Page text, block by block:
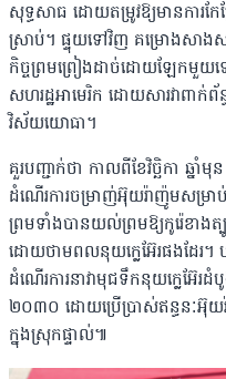
សុទ្ធសាធ ដោយតម្រូវឱ្យមានការកែ
ស្រាប់។ ផ្ទុយទៅវិញ គម្រោងសាងស
កិច្ចព្រមព្រៀងដាច់ដោយឡែកមួយ
សហរដ្ឋអាមេរិក ដោយសារវាពាក់ព័ន្
វិស័យយោធា។
គួរបញ្ជាក់ថា កាលពីខែវិច្ឆិកា ឆ្ន
ដំណើរការចម្រាញ់អ៊ុយរ៉ាញ៉ូមសម្រ
ព្រមទាំងបានយល់ព្រមឱ្យកូរ៉េខាង
ដោយថាមពលនុយក្លេអ៊ែរផងដែរ។​
ដំណើរការនាវាមុជទឹកនុយក្លេអ៊ែរ
២០៣០ ដោយប្រើប្រាស់ឥន្ធនៈអ៊ុ
ក្នុងស្រុកផ្ទាល់៕